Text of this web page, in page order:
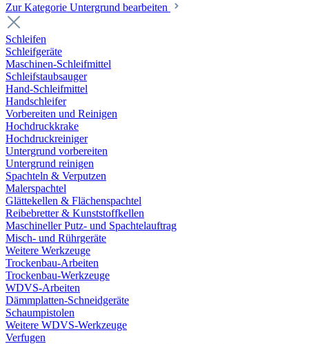
Zur Kategorie Untergrund bearbeiten
Schleifen
Schleifgeräte
Maschinen-Schleifmittel
Schleifstaubsauger
Hand-Schleifmittel
Handschleifer
Vorbereiten und Reinigen
Hochdruckkrake
Hochdruckreiniger
Untergrund vorbereiten
Untergrund reinigen
Spachteln & Verputzen
Malerspachtel
Glättekellen & Flächenspachtel
Reibebretter & Kunststoffkellen
Maschineller Putz- und Spachtelauftrag
Misch- und Rührgeräte
Weitere Werkzeuge
Trockenbau-Arbeiten
Trockenbau-Werkzeuge
WDVS-Arbeiten
Dämmplatten-Schneidgeräte
Schaumpistolen
Weitere WDVS-Werkzeuge
Verfugen